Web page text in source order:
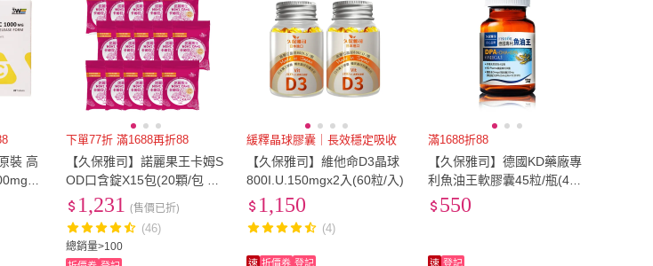
裝 高
食可
下單77折 滿1688再折88
【久保雅司】諾麗果王卡姆S
OD口含錠X15包(20顆/包 潤
喉 維生素C)
總銷量>100
1,231 (售價已折)
(46)
緩釋晶球膠囊｜長效穩定吸收
【久保雅司】維他命D3晶球
800I.U.150mgx2入(60粒/入)
1,150
(4)
速 折價券 登記
滿1688折88
【久保雅司】德國KD藥廠專
利魚油王軟膠囊45粒/瓶(45
粒/瓶)
550
速 登記